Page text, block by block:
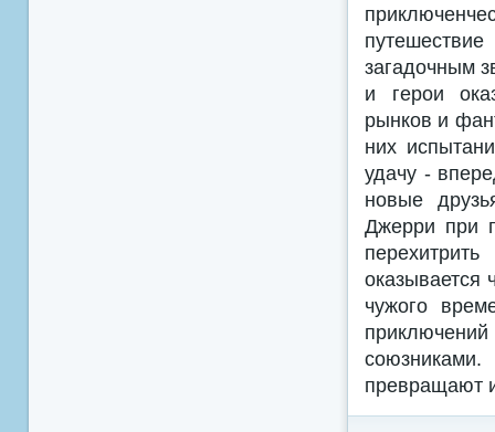
загадочным
и герои
рынков и
них
удачу -
новые
Джерри при
оказывается
чужого
превращают